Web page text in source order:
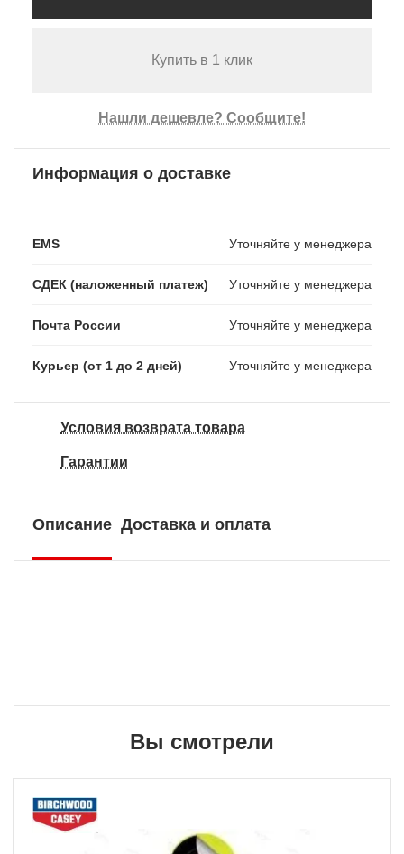
Купить в 1 клик
Нашли дешевле? Сообщите!
Информация о доставке
EMS Уточняйте у менеджера
СДЕК (наложенный платеж) Уточняйте у менеджера
Почта России Уточняйте у менеджера
Курьер (от 1 до 2 дней) Уточняйте у менеджера
Условия возврата товара
Гарантии
Описание Доставка и оплата
Вы смотрели